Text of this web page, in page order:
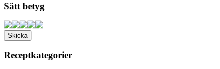
Sätt betyg
Receptkategorier